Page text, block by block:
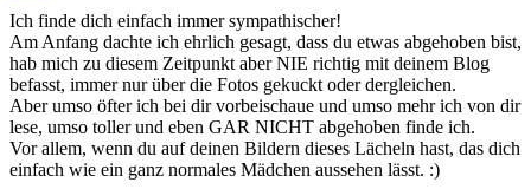
Ich finde dich einfach immer sympathischer!
Am Anfang dachte ich ehrlich gesagt, dass du etwas abgehoben bist,
hab mich zu diesem Zeitpunkt aber NIE richtig mit deinem Blog
befasst, immer nur über die Fotos gekuckt oder dergleichen.
Aber umso öfter ich bei dir vorbeischaue und umso mehr ich von dir
lese, umso toller und eben GAR NICHT abgehoben finde ich.
Vor allem, wenn du auf deinen Bildern dieses Lächeln hast, das dich
einfach wie ein ganz normales Mädchen aussehen lässt. :)